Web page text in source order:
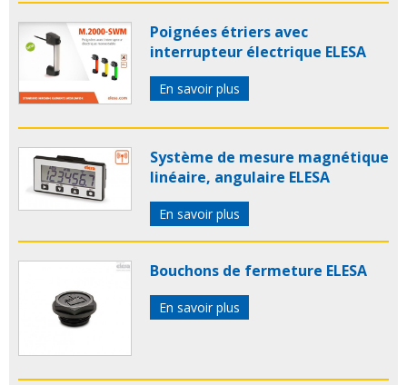
Poignées étriers avec
interrupteur électrique ELESA
En savoir plus
Système de mesure magnétique
linéaire, angulaire ELESA
En savoir plus
Bouchons de fermeture ELESA
En savoir plus